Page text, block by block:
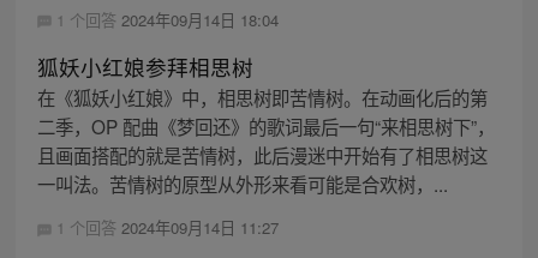
1 个回答 2024年09月14日 18:04
狐妖小红娘参拜相思树
在《狐妖小红娘》中，相思树即苦情树。在动画化后的第
二季，OP 配曲《梦回还》的歌词最后一句“来相思树下”，
且画面搭配的就是苦情树，此后漫迷中开始有了相思树这
一叫法。苦情树的原型从外形来看可能是合欢树，...
1 个回答 2024年09月14日 11:27